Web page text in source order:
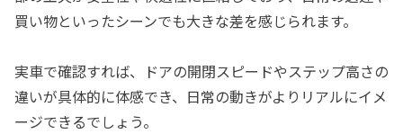
買い物といったシーンでも大きな差を感じられます。
実車で確認すれば、ドアの開閉スピードやステップ高さの
違いが具体的に体感でき、日常の動きがよりリアルにイメ
ージできるでしょう。